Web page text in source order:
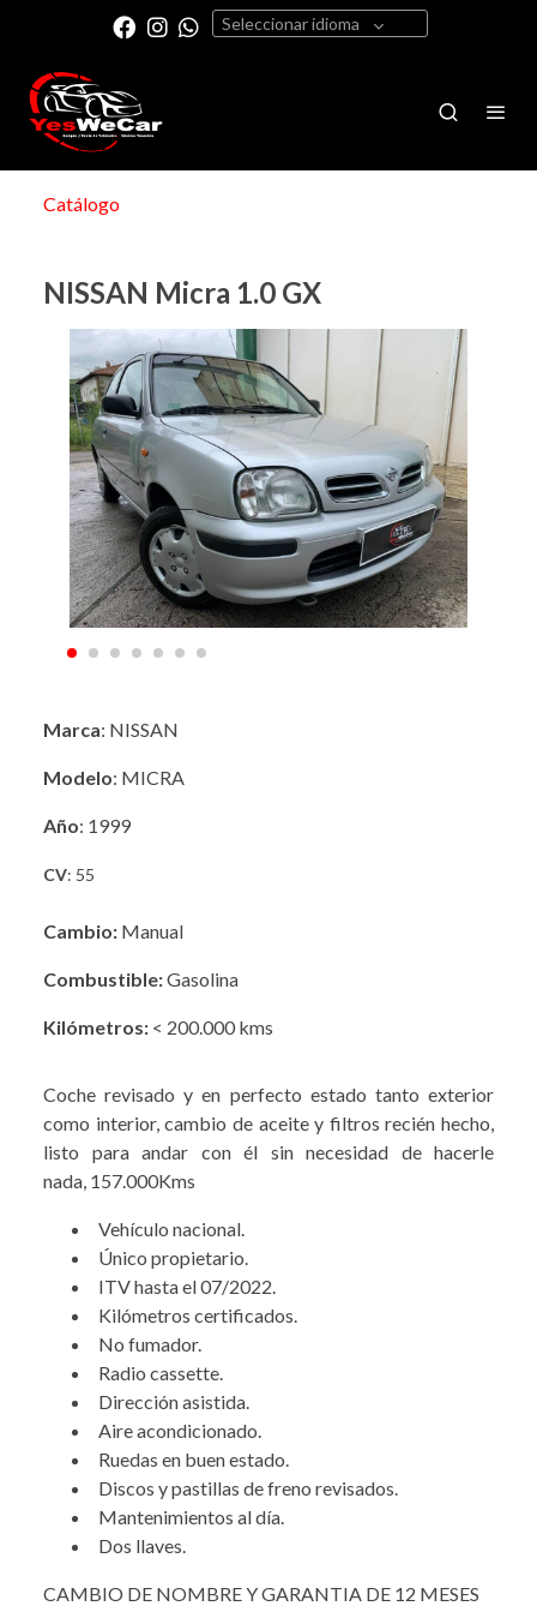
Seleccionar idioma
Catálogo
NISSAN Micra 1.0 GX
Marca: NISSAN
Modelo: MICRA
Año: 1999
CV: 55
Cambio: Manual
Combustible:Gasolina
Kilómetros: < 200.000 kms
Coche revisado y en perfecto estado tanto exterior
como interior, cambio de aceite y filtros recién hecho,
listo para andar con él sin necesidad de hacerle
nada, 157.000Kms
Vehículo nacional.
Único propietario.
ITV hasta el 07/2022.
Kilómetros certificados.
No fumador.
Radio cassette.
Dirección asistida.
Aire acondicionado.
Ruedas en buen estado.
Discos y pastillas de freno revisados.
Mantenimientos al día.
Dos llaves.
CAMBIO DE NOMBRE Y GARANTIA DE 12 MESES